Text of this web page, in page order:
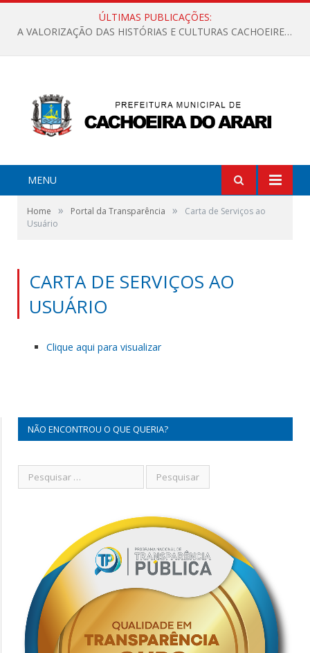
ÚLTIMAS PUBLICAÇÕES:
A VALORIZAÇÃO DAS HISTÓRIAS E CULTURAS CACHOEIRENSES
MENU
Home » Portal da Transparência »
Carta de Serviços ao
Usuário
CARTA DE SERVIÇOS AO
USUÁRIO
Clique aqui para visualizar
NÃO ENCONTROU O QUE QUERIA?